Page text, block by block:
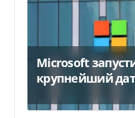
Microsoft
крупнейший
миллиарда